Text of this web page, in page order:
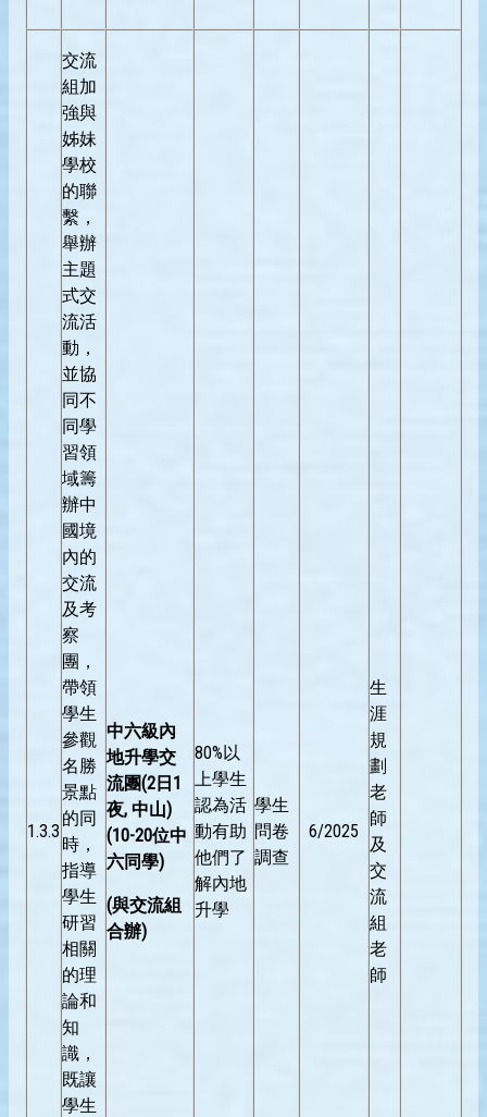
1.3.3
交流
組加
強與
姊妹
學校
的聯
繫，
舉辦
主題
式交
流活
動，
並協
同不
同學
習領
域籌
辦中
國境
內的
交流
及考
察
團，
帶領
學生
參觀
名勝
景點
的同
時，
指導
學生
研習
相關
的理
論和
知
識，
既讓
學生
中六級內
地升學交
流團(2日1
夜, 中山)
(10-20位中
六同學)
(與交流組
合辦)
80%以
上學生
認為活
動有助
他們了
解內地
升學
學生
問卷
調查
6/2025
生
涯
規
劃
老
師
及
交
流
組
老
師